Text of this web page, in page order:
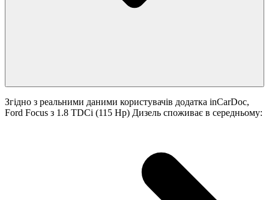
Згідно з реальними даними користувачів додатка inCarDoc,
Ford Focus з 1.8 TDCi (115 Hp) Дизель споживає в середньому: